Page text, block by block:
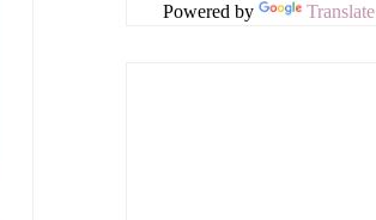
Powered by Translate